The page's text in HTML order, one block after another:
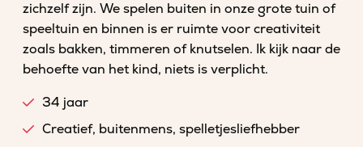
zichzelf zijn. We spelen buiten in onze grote tuin of
speeltuin en binnen is er ruimte voor creativiteit
zoals bakken, timmeren of knutselen. Ik kijk naar de
behoefte van het kind, niets is verplicht.
34 jaar
Creatief, buitenmens, spelletjesliefhebber